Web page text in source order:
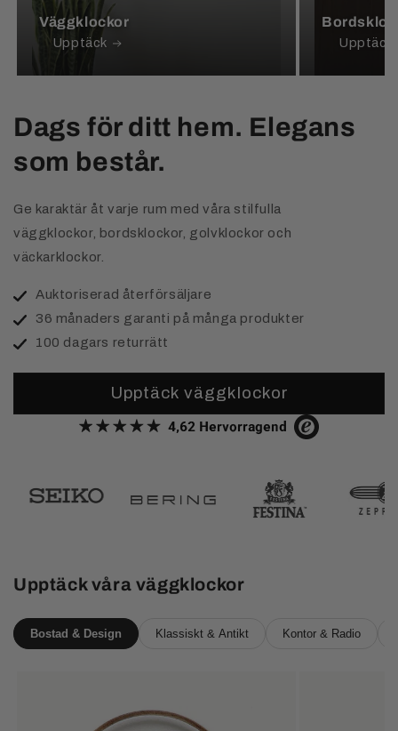
Dags för ditt hem. Elegans
som består.
Ge karaktär åt varje rum med våra stilfulla
väggklockor, bordsklockor, golvklockor och
väckarklockor.
Auktoriserad återförsäljare
36 månaders garanti på många produkter
100 dagars returrätt
Upptäck väggklockor
Väggklockor
Upptäck Upptäck
Upptäck våra väggklockor
Bostad & Design Klassiskt & Antikt Kontor & Radio